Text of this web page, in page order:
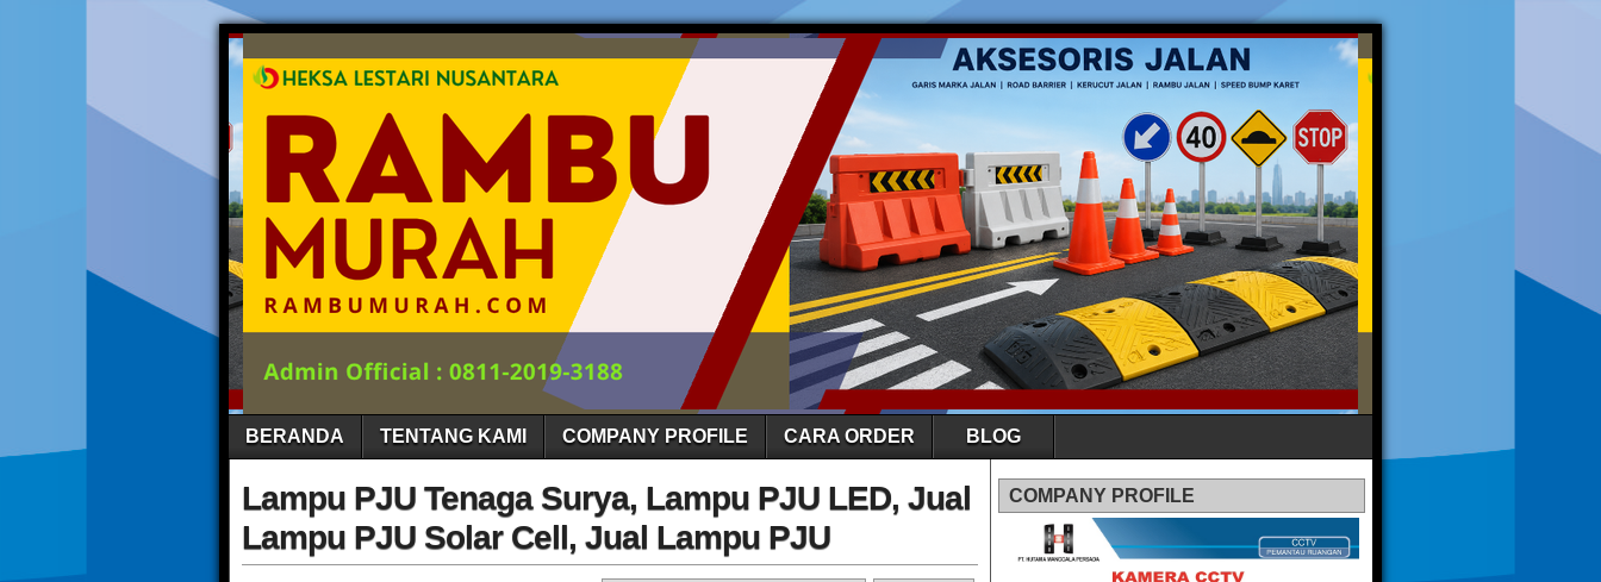
BERANDA TENTANG KAMI COMPANY PROFILE CARA ORDER BLOG
Lampu PJU Tenaga Surya, Lampu PJU LED, Jual
Lampu PJU Solar Cell, Jual Lampu PJU
COMPANY PROFILE